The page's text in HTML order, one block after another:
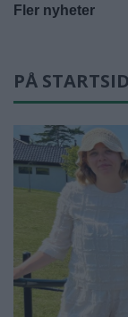
Fler nyheter
PÅ